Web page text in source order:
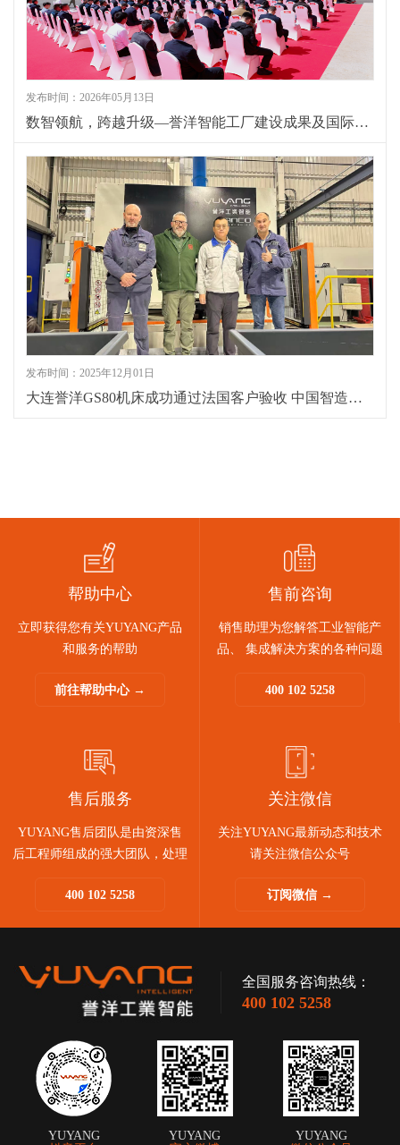
发布时间：2026年05月13日
数智领航，跨越升级—誉洋智能工厂建设成果及国际研讨会圆满落幕
发布时间：2025年12月01日
大连誉洋GS80机床成功通过法国客户验收 中国智造再获国际认可
帮助中心
立即获得您有关YUYANG产品
和服务的帮助
前往帮助中心 →
售前咨询
销售助理为您解答工业智能产
品、 集成解决方案的各种问题
400 102 5258
售后服务
YUYANG售后团队是由资深售
后工程师组成的强大团队，处理
快速诊断和响应，助您售后无
400 102 5258
关注微信
关注YUYANG最新动态和技术
请关注微信公众号
订阅微信 →
全国服务咨询热线：
400 102 5258
YUYANG
YUYANG
YUYANG